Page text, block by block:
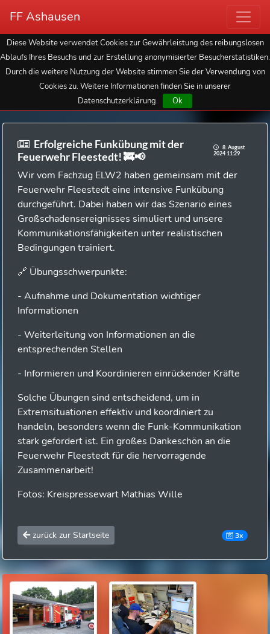
FF Ashausen
Diese Website verwendet Cookies zur Gewährleistung des reibungslosen
Ablaufs Ihres Besuchs und zur Erstellung anonymisierter Besucherstatistiken.
Durch die weitere Nutzung der Website stimmen Sie der Verwendung von
Cookies zu. Weitere Informationen finden Sie in unserer
Datenschutzerklärung.
Ok
Erfolgreiche Funkübung mit der
Feuerwehr Fleestedt! 🚒📢
8. August
2024 11:29
Wir vom Fachzug ELW2 haben gemeinsam mit der
Feuerwehr Fleestedt eine intensive Funkübung
durchgeführt. Dabei haben wir das Szenario eines
Großschadensereignisses simuliert und unsere
Kommunikationsfähigkeiten unter realistischen
Bedingungen trainiert.
🔗 Übungsschwerpunkte:
- Aufnahme und Dokumentation wichtiger
Informationen
- Weiterleitung von Informationen an die
entsprechenden Stellen
- Informieren und Koordinieren einrückender Kräfte
Solche Übungen sind entscheidend, um in
Extremsituationen effektiv und koordiniert zu
handeln, besonders wenn die Funk-Kommunikation
stark gefordert ist. Ein großes Dankeschön an die
Feuerwehr Fleestedt für die hervorragende
Zusammenarbeit!
Fotos: Kreispressewart Mathias Wille
zurück zur Startseite 3x